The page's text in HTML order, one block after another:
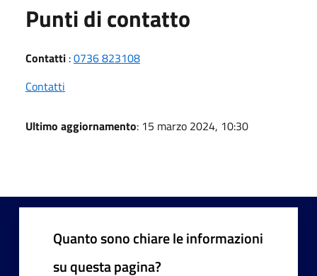
Punti di contatto
Contatti :0736 823108
Contatti
Ultimo aggiornamento: 15 marzo 2024, 10:30
Quanto sono chiare le informazioni
su questa pagina?